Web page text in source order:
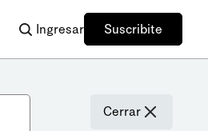
Ingresar Suscribite
Cerrar